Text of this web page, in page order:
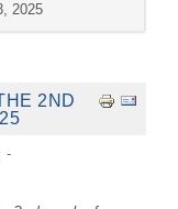
2025
2ND